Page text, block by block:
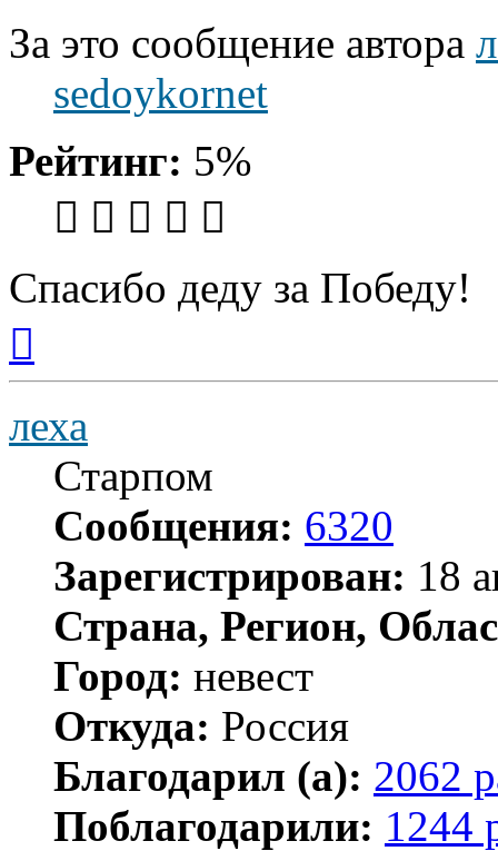
За это сообщение автора
sedoykornet
Рейтинг: 5%
Спасибо деду за Победу!
началу
леха
Старпом
Сообщения: 6320
Зарегистрирован: 18
Страна, Регион,
Город: невест
Откуда: Россия
Благодарил (а): 2062
Поблагодарили: 1244